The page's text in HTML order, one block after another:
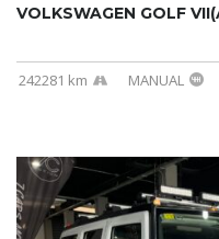
242281 km MANUAL